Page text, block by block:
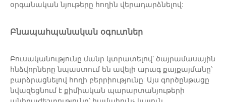
օրգանական նյութերը հողին վերադարձնելով:
Բնապահպանական օգուտներ
Բուսականությունը մանր կտրատելով՝ ծայրամասային
հնձվորները նպաստում են ավելի արագ քայքայմանը՝
բարձրացնելով հողի բերրիությունը: Այս գործընթացը
նվազեցնում է քիմիական պարարտանյութերի